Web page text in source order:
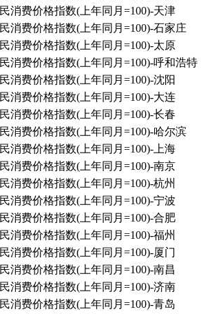
消费价格指数(上年同月=100)-天津
消费价格指数(上年同月=100)-石家庄
消费价格指数(上年同月=100)-太原
消费价格指数(上年同月=100)-呼和浩特
消费价格指数(上年同月=100)-沈阳
消费价格指数(上年同月=100)-大连
消费价格指数(上年同月=100)-长春
消费价格指数(上年同月=100)-哈尔滨
消费价格指数(上年同月=100)-上海
消费价格指数(上年同月=100)-南京
消费价格指数(上年同月=100)-杭州
消费价格指数(上年同月=100)-宁波
消费价格指数(上年同月=100)-合肥
消费价格指数(上年同月=100)-福州
消费价格指数(上年同月=100)-厦门
消费价格指数(上年同月=100)-南昌
消费价格指数(上年同月=100)-济南
消费价格指数(上年同月=100)-青岛